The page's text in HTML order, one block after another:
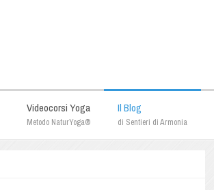
Videocorsi Yoga
Metodo NaturYoga®
Il Blog
di Sentieri di Armonia